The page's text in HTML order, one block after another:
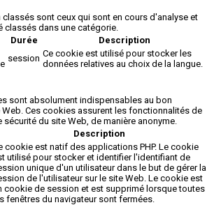
sont ceux qui sont en cours d'analyse et
classés dans une catégorie.
Durée
Description
session Ce cookie est utilisé pour stocker les
données relatives au choix de la langue.
sont absolument indispensables au bon
Ces cookies assurent les fonctionnalités de
sécurité du site Web, de manière anonyme.
Description
cookie est natif des applications PHP. Le cookie
utilisé pour stocker et identifier l'identifiant de
unique d'un utilisateur dans le but de gérer la
de l'utilisateur sur le site Web. Le cookie est
cookie de session et est supprimé lorsque toutes
fenêtres du navigateur sont fermées.